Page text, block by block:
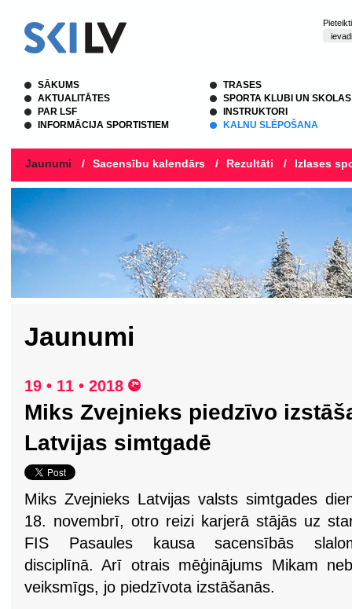
SĀKUMS
AKTUALITĀTES
PAR LSF
INFORMĀCIJA SPORTISTIEM
TRASES
SPORTA KLUBI UN SKOLAS
INSTRUKTORI
KALNU SLĒPOŠANA
Jaunumi / Sacensību kalendārs / Rezultāti / Izlases
Jaunumi
19 • 11 • 2018
Miks Zvejnieks piedzīvo
Latvijas simtgadē
Miks Zvejnieks Latvijas valsts simtgades
18. novembrī, otro reizi karjerā stājās uz
FIS Pasaules kausa sacensībās
disciplīnā. Arī otrais mēģinājums Mikam
veiksmīgs, jo piedzīvota izstāšanās.